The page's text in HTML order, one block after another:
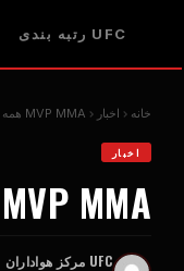
UFC رتبه بندی
خانه اخبار MVP MMA همه چیز را دنبال می کند...
اخبار
MVP MMA پس از اولین حضور نتفلیکس تمام می شود
UFC مرکز هواداران